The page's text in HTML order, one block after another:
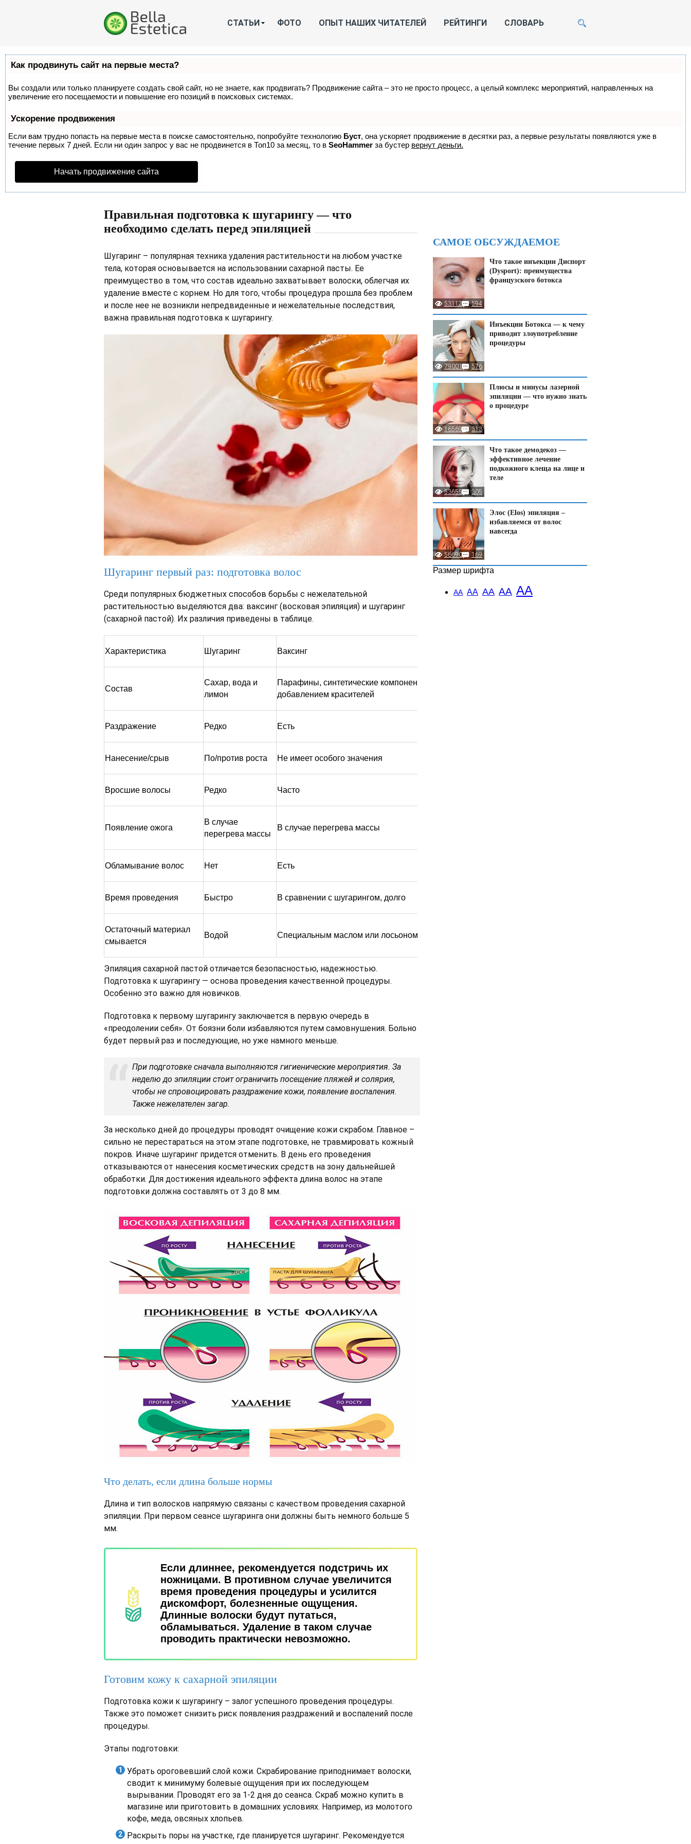
СТАТЬИ ФОТО ОПЫТ НАШИХ ЧИТАТЕЛЕЙ РЕЙТИНГИ СЛОВАРЬ
Как продвинуть сайт на первые места?
Вы создали или только планируете создать свой сайт, но не знаете, как продвигать? Продвижение сайта – это не просто процесс, а целый комплекс мероприятий, направленных на
увеличение его посещаемости и повышение его позиций в поисковых системах.
Ускорение продвижения
Если вам трудно попасть на первые места в поиске самостоятельно, попробуйте технологию Буст, она ускоряет продвижение в десятки раз, а первые результаты появляются уже в
течение первых 7 дней. Если ни один запрос у вас не продвинется в Топ10 за месяц, то в SeoHammer за бустер вернут деньги.
Начать продвижение сайта
Правильная подготовка к шугарингу — что
необходимо сделать перед эпиляцией
Шугаринг – популярная техника удаления растительности на любом участке
тела, которая основывается на использовании сахарной пасты. Ее
преимущество в том, что состав идеально захватывает волоски, облегчая их
удаление вместе с корнем. Но для того, чтобы процедура прошла без проблем
и после нее не возникли непредвиденные и нежелательные последствия,
важна правильная подготовка к шугарингу.
Шугаринг первый раз: подготовка волос
Среди популярных бюджетных способов борьбы с нежелательной
растительностью выделяются два: ваксинг (восковая эпиляция) и шугаринг
(сахарной пастой). Их различия приведены в таблице.
Характеристика Шугаринг Ваксинг
Состав
Сахар, вода и
лимон
Парафины, синтетические компоненты с
добавлением красителей
Раздражение Редко Есть
Нанесение/срыв По/против роста Не имеет особого значения
Вросшие волосы Редко Часто
Появление ожога
В случае
перегрева массы
В случае перегрева массы
Обламывание волос Нет Есть
Время проведения Быстро В сравнении с шугарингом, долго
Остаточный материал
смывается
Водой Специальным маслом или лосьоном
Эпиляция сахарной пастой отличается безопасностью, надежностью.
Подготовка к шугарингу — основа проведения качественной процедуры.
Особенно это важно для новичков.
Подготовка к первому шугарингу заключается в первую очередь в
«преодолении себя». От боязни боли избавляются путем самовнушения. Больно
будет первый раз и последующие, но уже намного меньше.
При подготовке сначала выполняются гигиенические мероприятия. За
неделю до эпиляции стоит ограничить посещение пляжей и солярия,
чтобы не спровоцировать раздражение кожи, появление воспаления.
Также нежелателен загар.
За несколько дней до процедуры проводят очищение кожи скрабом. Главное –
сильно не перестараться на этом этапе подготовке, не травмировать кожный
покров. Иначе шугаринг придется отменить. В день его проведения
отказываются от нанесения косметических средств на зону дальнейшей
обработки. Для достижения идеального эффекта длина волос на этапе
подготовки должна составлять от 3 до 8 мм.
Что делать, если длина больше нормы
Длина и тип волосков напрямую связаны с качеством проведения сахарной
эпиляции. При первом сеансе шугаринга они должны быть немного больше 5
мм.
Если длиннее, рекомендуется подстричь их
ножницами. В противном случае увеличится
время проведения процедуры и усилится
дискомфорт, болезненные ощущения.
Длинные волоски будут путаться,
обламываться. Удаление в таком случае
проводить практически невозможно.
Готовим кожу к сахарной эпиляции
Подготовка кожи к шугарингу – залог успешного проведения процедуры.
Также это поможет снизить риск появления раздражений и воспалений после
процедуры.
Этапы подготовки:
Убрать ороговевший слой кожи. Скрабирование приподнимает волоски,
сводит к минимуму болевые ощущения при их последующем
вырывании. Проводят его за 1-2 дня до сеанса. Скраб можно купить в
магазине или приготовить в домашних условиях. Например, из молотого
кофе, меда, овсяных хлопьев.
Раскрыть поры на участке, где планируется шугаринг. Рекомендуется
САМОЕ ОБСУЖДАЕМОЕ
53112 594
Что такое инъекции Диспорт
(Dysport): преимущества
французского ботокса
79001 576
Инъекции Ботокса — к чему
приводит злоупотребление
процедуры
165693 313
Плюсы и минусы лазерной
эпиляции — что нужно знать
о процедуре
53655 305
Что такое демодекоз —
эффективное лечение
подкожного клеща на лице и
теле
56690 169
Элос (Elos) эпиляция –
избавляемся от волос
навсегда
Размер шрифта
АА АА АА АА АА